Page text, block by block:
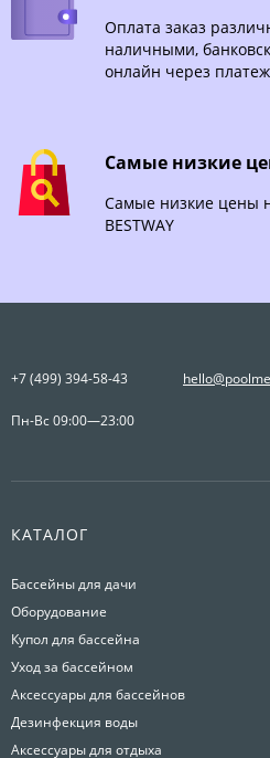
Оплата заказ
наличными,
онлайн через
Самые низкие
Самые низкие цены
BESTWAY
+7 (499) 394-58-43
Пн-Вс 09:00—23:00
КАТАЛОГ
Бассейны для дачи
Оборудование
Купол для бассейна
Уход за бассейном
Аксессуары для бассейнов
Дезинфекция воды
Аксессуары для отдыха